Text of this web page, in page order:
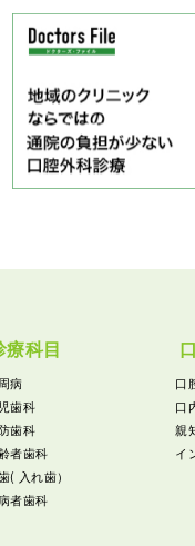
療科目
病
歯科
歯科
者歯科
( 入れ歯）
者歯科
口
口
親
イ